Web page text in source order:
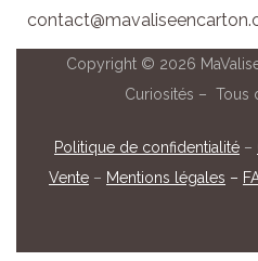
Copyright © 2026
Curiosités – Tous
Politique de confidentialité –
Vente – Mentions légales –